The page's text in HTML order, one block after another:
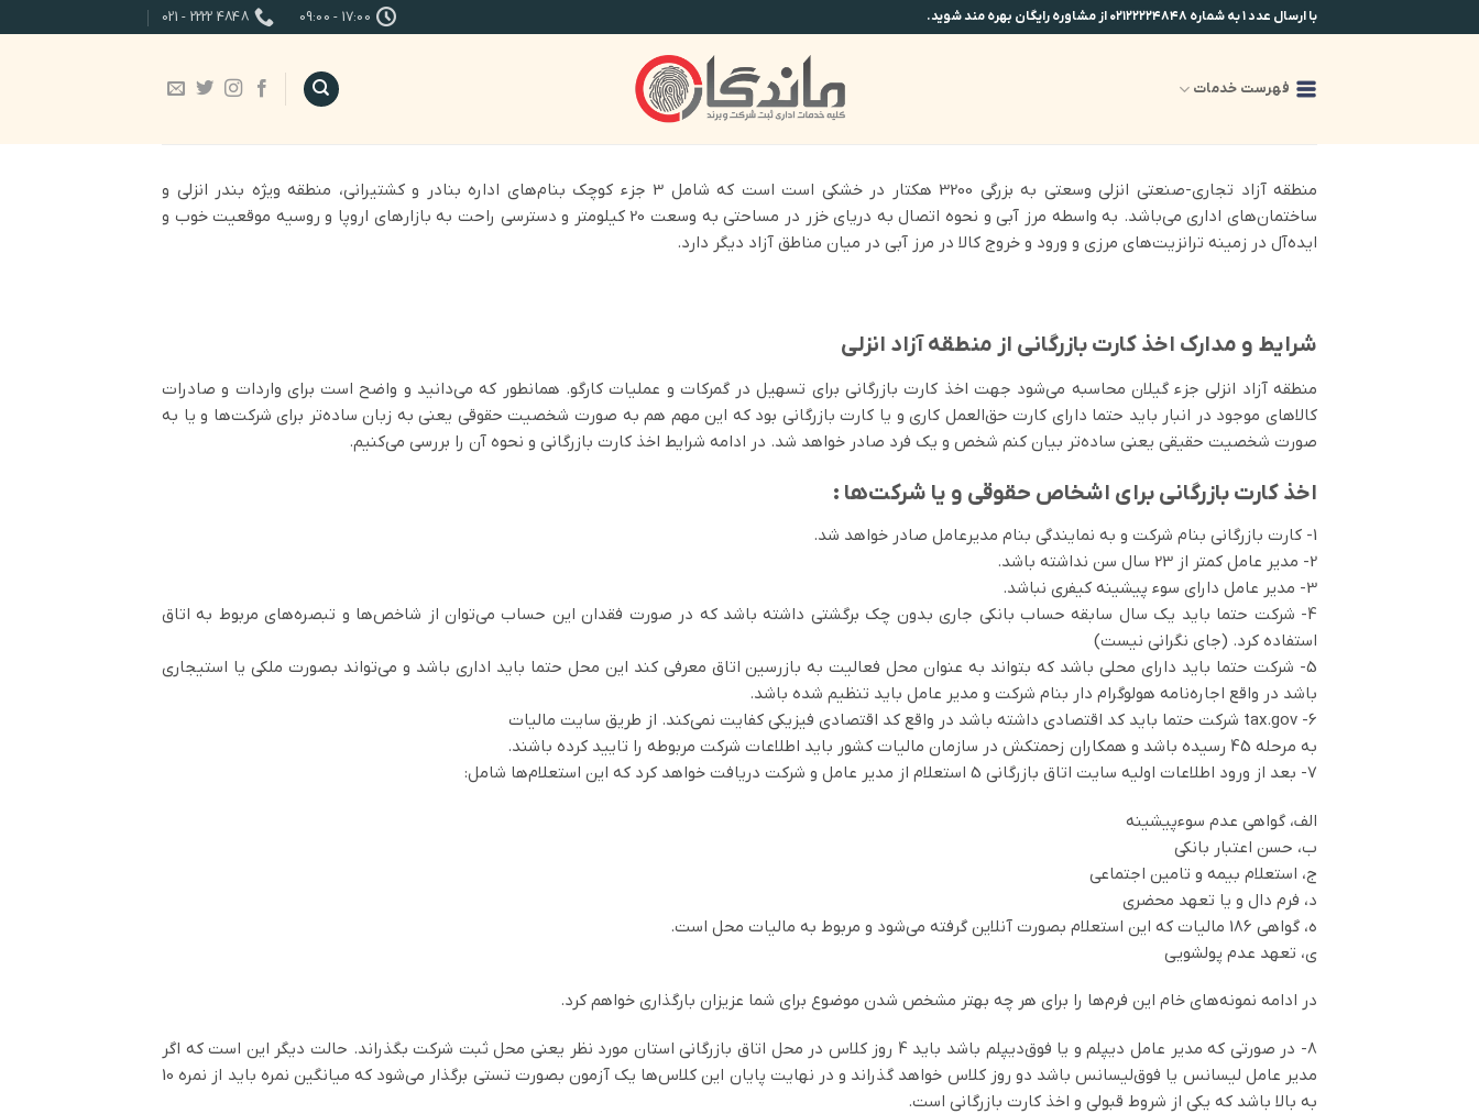
to
با ارسال عدد ۱ به شماره ۰۲۱۲۲۲۲۴۸۴۸ از مشاوره رایگان بهره مند شوید. 17:00 - 09:00
4848 2222 - 021
فهرست خدمات
منطقه آزاد تجاری-صنعتی انزلی وسعتی به بزرگی 3200 هکتار در خشکی است است که شامل 3 جزء کوچک بنام‌های اداره بنادر و کشتیرانی، منطقه ویژه بندر انزلی و
ساختمان‌های اداری می‌باشد. به واسطه مرز آبی و نحوه اتصال به دریای خزر در مساحتی به وسعت 20 کیلومتر و دسترسی راحت به بازارهای اروپا و روسیه موقعیت خوب و
ایده‌آل در زمینه ترانزیت‌های مرزی و ورود و خروج کالا در مرز آبی در میان مناطق آزاد دیگر دارد.
شرایط و مدارک اخذ کارت بازرگانی از منطقه آزاد انزلی
منطقه آزاد انزلی جزء گیلان محاسبه می‌شود جهت اخذ کارت بازرگانی برای تسهیل در گمرکات و عملیات کارگو. همانطور که می‌دانید و واضح است برای واردات و صادرات
کالاهای موجود در انبار باید حتما دارای کارت حق‌العمل کاری و یا کارت بازرگانی بود که این مهم هم به صورت شخصیت حقوقی یعنی به زبان ساده‌تر برای شرکت‌ها و یا به
صورت شخصیت حقیقی یعنی ساده‌تر بیان کنم شخص و یک فرد صادر خواهد شد. در ادامه شرایط اخذ کارت بازرگانی و نحوه آن را بررسی می‌کنیم.
اخذ کارت بازرگانی برای اشخاص حقوقی و یا شرکت‌ها :
1- کارت بازرگانی بنام شرکت و به نمایندگی بنام مدیرعامل صادر خواهد شد.
2- مدیر عامل کمتر از 23 سال سن نداشته باشد.
3- مدیر عامل دارای سوء پیشینه کیفری نباشد.
4- شرکت حتما باید یک سال سابقه حساب بانکی جاری بدون چک برگشتی داشته باشد که در صورت فقدان این حساب می‌توان از شاخص‌ها و تبصره‌های مربوط به اتاق
استفاده کرد. (جای نگرانی نیست)
5- شرکت حتما باید دارای محلی باشد که بتواند به عنوان محل فعالیت به بازرسین اتاق معرفی کند این محل حتما باید اداری باشد و می‌تواند بصورت ملکی یا استیجاری
باشد در واقع اجاره‌نامه هولوگرام دار بنام شرکت و مدیر عامل باید تنظیم شده باشد.
tax.gov -6 شرکت حتما باید کد اقتصادی داشته باشد در واقع کد اقتصادی فیزیکی کفایت نمی‌کند. از طریق سایت مالیات
به مرحله 45 رسیده باشد و همکاران زحمتکش در سازمان مالیات کشور باید اطلاعات شرکت مربوطه را تایید کرده باشند.
7- بعد از ورود اطلاعات اولیه سایت اتاق بازرگانی 5 استعلام از مدیر عامل و شرکت دریافت خواهد کرد که این استعلام‌ها شامل:
الف، گواهی عدم سوءپیشینه
ب، حسن اعتبار بانکی
ج، استعلام بیمه و تامین اجتماعی
د، فرم دال و یا تعهد محضری
ه، گواهی 186 مالیات که این استعلام بصورت آنلاین گرفته می‌شود و مربوط به مالیات محل است.
ی، تعهد عدم پولشویی
در ادامه نمونه‌های خام این فرم‌ها را برای هر چه بهتر مشخص شدن موضوع برای شما عزیزان بارگذاری خواهم کرد.
8- در صورتی که مدیر عامل دیپلم و یا فوق‌دیپلم باشد باید 4 روز کلاس در محل اتاق بازرگانی استان مورد نظر یعنی محل ثبت شرکت بگذراند. حالت دیگر این است که اگر
مدیر عامل لیسانس یا فوق‌لیسانس باشد دو روز کلاس خواهد گذراند و در نهایت پایان این کلاس‌ها یک آزمون بصورت تستی برگذار می‌شود که میانگین نمره باید از نمره 10
به بالا باشد که یکی از شروط قبولی و اخذ کارت بازرگانی است.